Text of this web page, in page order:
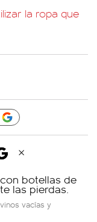
la ropa que
vacías y